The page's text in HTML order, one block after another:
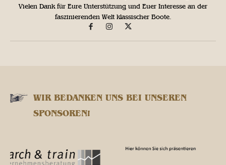
Vielen Dank für Eure Unterstützung und Euer Interesse an der
faszinierenden Welt klassischer Boote.
WIR BEDANKEN UNS BEI UNSEREN
SPONSOREN!